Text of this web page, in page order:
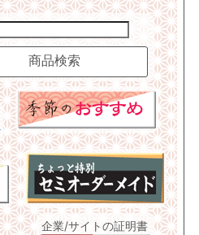
企業/サイトの証明書